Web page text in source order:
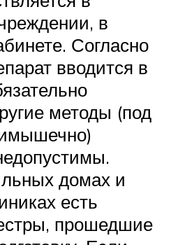
в
Согласно
вводится в
методы (под
домах и
есть
прошедшие